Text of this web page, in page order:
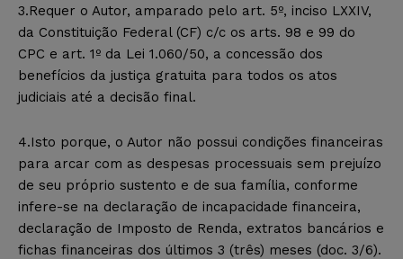
3.Requer o Autor, amparado pelo art. 5º, inciso LXXIV,
da Constituição Federal (CF) c/c os arts. 98 e 99 do
CPC e art. 1º da Lei 1.060/50, a concessão dos
benefícios da justiça gratuita para todos os atos
judiciais até a decisão final.
4.Isto porque, o Autor não possui condições financeiras
para arcar com as despesas processuais sem prejuízo
de seu próprio sustento e de sua família, conforme
infere-se na declaração de incapacidade financeira,
declaração de Imposto de Renda, extratos bancários e
fichas financeiras dos últimos 3 (três) meses (doc. 3/6).